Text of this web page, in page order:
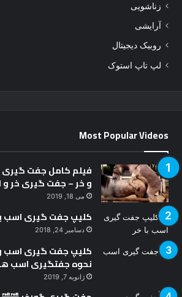
ک
ن
د
زناشویی
آرایشی
روبیک دیجیتال
لپ تاپ استوک
Most Popular Videos
فیلم کامل جفت
و خر – جفت گیری خر
می 18, 2019
کلیپ جفت گیری اسب
دسامبر 24, 2018
کلیپ جفت گیری اسب
نحوه جفتگیری اسب
ژانویه 7, 2019